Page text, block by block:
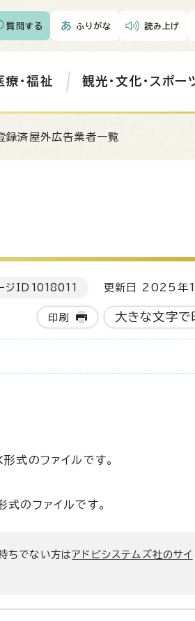
質問する ふりがな 読み上げ
療・福祉 観光・文化・スポー
録済屋外広告業者一覧
ジID 1018011 更新日 2025年
印刷 大きな文字で
のファイルです。
のファイルです。
ちでない方はアドビシステムズ社のサイ